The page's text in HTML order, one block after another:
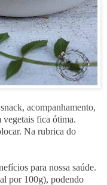
acompanhamento,
vegetais fica ótima.
Na rubrica do
para nossa saúde.
por 100g), podendo